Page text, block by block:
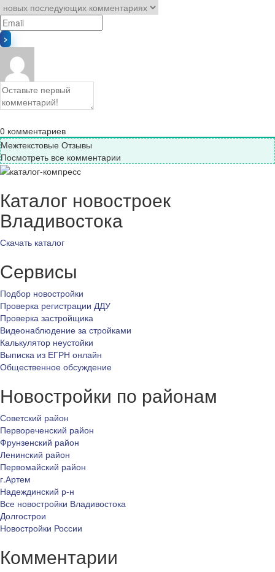
0 комментариев
Межтекстовые Отзывы
Посмотреть все комментарии
Каталог новостроек
Владивостока
Скачать каталог
Сервисы
Подбор новостройки
Проверка регистрации ДДУ
Проверка застройщика
Видеонаблюдение за стройками
Калькулятор неустойки
Выписка из ЕГРН онлайн
Общественное обсуждение
Новостройки по районам
Советский район
Первореченский район
Фрунзенский район
Ленинский район
Первомайский район
г.Артем
Надеждинский р-н
Все новостройки Владивостока
Долгострои
Новостройки России
Комментарии